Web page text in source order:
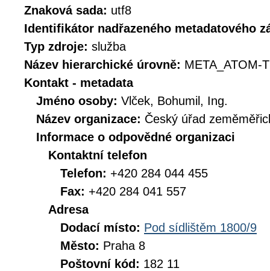
Znaková sada: utf8
Identifikátor nadřazeného metadatového
Typ zdroje: služba
Název hierarchické úrovně: META_ATOM-
Kontakt - metadata
Jméno osoby: Vlček, Bohumil, Ing.
Název organizace: Český úřad
Informace o odpovědné organizaci
Kontaktní telefon
Telefon: +420 284 044 455
Fax: +420 284 041 557
Adresa
Dodací místo: Pod sídlištěm 1800/9
Město: Praha 8
Poštovní kód: 182 11